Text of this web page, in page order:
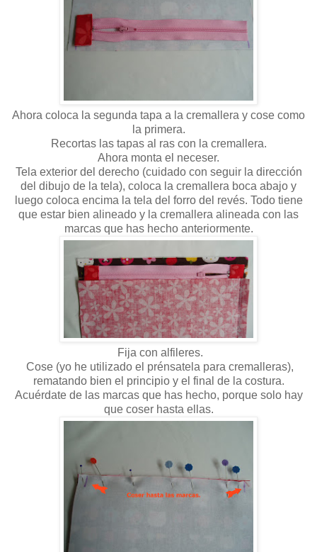
Ahora coloca la segunda tapa a la cremallera y cose como
la primera.
Recortas las tapas al ras con la cremallera.
Ahora monta el neceser.
Tela exterior del derecho (cuidado con seguir la dirección
del dibujo de la tela), coloca la cremallera boca abajo y
luego coloca encima la tela del forro del revés. Todo tiene
que estar bien alineado y la cremallera alineada con las
marcas que has hecho anteriormente.
Fija con alfileres.
Cose (yo he utilizado el prénsatela para cremalleras),
rematando bien el principio y el final de la costura.
Acuérdate de las marcas que has hecho, porque solo hay
que coser hasta ellas.